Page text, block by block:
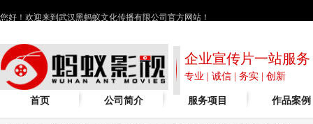
企业宣传片一站服务
专业 | 诚信 | 务实 | 创新
您好！欢迎来到武汉黑蚂蚁文化传播有限公司官方网站！
首页 公司简介 服务项目 作品案例